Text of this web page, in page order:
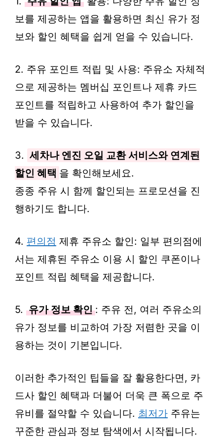
보를 제공하는 앱을 활용하면 최신 유가 정
보와 할인 혜택을 쉽게 얻을 수 있습니다.
2. 주유 포인트 적립 및 사용: 주유소 자체적
으로 제공하는 멤버십 포인트나 제휴 카드
포인트를 적립하고 사용하여 추가 할인을
받을 수 있습니다.
3. 세차나 엔진 오일 교환 서비스와 연계된
할인 혜택 을 확인해보세요.
종종 주유 시 함께 할인되는 프로모션을 진
행하기도 합니다.
4. 편의점 제휴 주유소 할인: 일부 편의점에
서는 제휴된 주유소 이용 시 할인 쿠폰이나
포인트 적립 혜택을 제공합니다.
5. 유가 정보 확인 : 주유 전, 여러 주유소의
유가 정보를 비교하여 가장 저렴한 곳을 이
용하는 것이 기본입니다.
이러한 추가적인 팁들을 잘 활용한다면, 카
드사 할인 혜택과 더불어 더욱 큰 폭으로 주
유비를 절약할 수 있습니다. 최저가 주유는
꾸준한 관심과 정보 탐색에서 시작됩니다.